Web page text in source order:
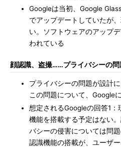
Googleは当初、Google
でアップデートしていたが
い。ソフトウェアのアップ
われている
顔認識、盗撮……プライバシーの問
プライバシーの問題が設計
この問題について、Google
想定されるGoogleの回答1
機能を搭載する予定はない
バシーの侵害については問
認識機能の搭載が、ユーザ